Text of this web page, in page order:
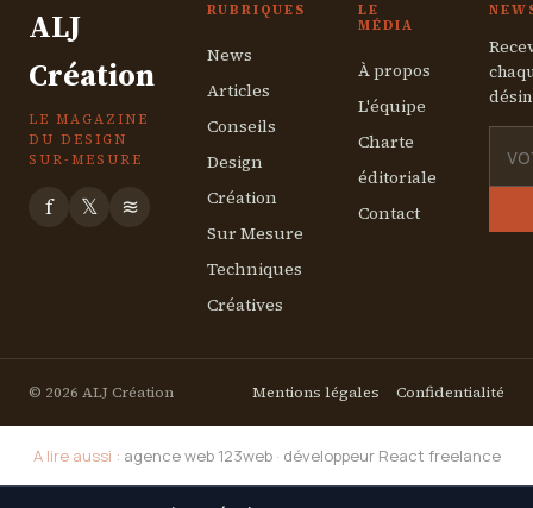
ALJ
Création
LE MAGAZINE
DU DESIGN
SUR-MESURE
f 𝕏 ≋
RUBRIQUES
News
Articles
Conseils
Design
Création
Sur Mesure
Techniques
Créatives
LE
MÉDIA
À propos
L'équipe
Charte
éditoriale
Contact
© 2026 ALJ Création Mentions légales Confidentialité
A lire aussi : agence web 123web· développeur React freelance